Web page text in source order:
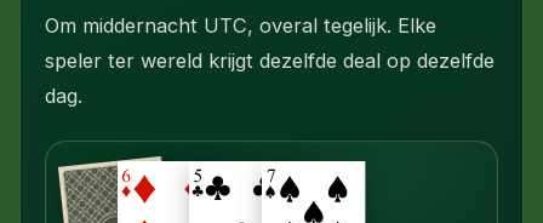
Om middernacht UTC, overal tegelijk. Elke
speler ter wereld krijgt dezelfde deal op dezelfde
dag.